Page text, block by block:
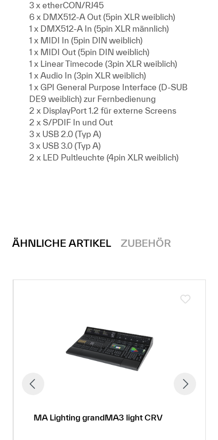
3 x etherCON/RJ45
6 x DMX512-A Out (5pin XLR weiblich)
1 x DMX512-A In (5pin XLR männlich)
1 x MIDI In (5pin DIN weiblich)
1 x MIDI Out (5pin DIN weiblich)
1 x Linear Timecode (3pin XLR weiblich)
1 x Audio In (3pin XLR weiblich)
1 x GPI General Purpose Interface (D-SUB
DE9 weiblich) zur Fernbedienung
2 x DisplayPort 1.2 für externe Screens
2 x S/PDIF In und Out
3 x USB 2.0 (Typ A)
3 x USB 3.0 (Typ A)
2 x LED Pultleuchte (4pin XLR weiblich)
ÄHNLICHE ARTIKEL ZUBEHÖR
MA Lighting grandMA3 light CRV